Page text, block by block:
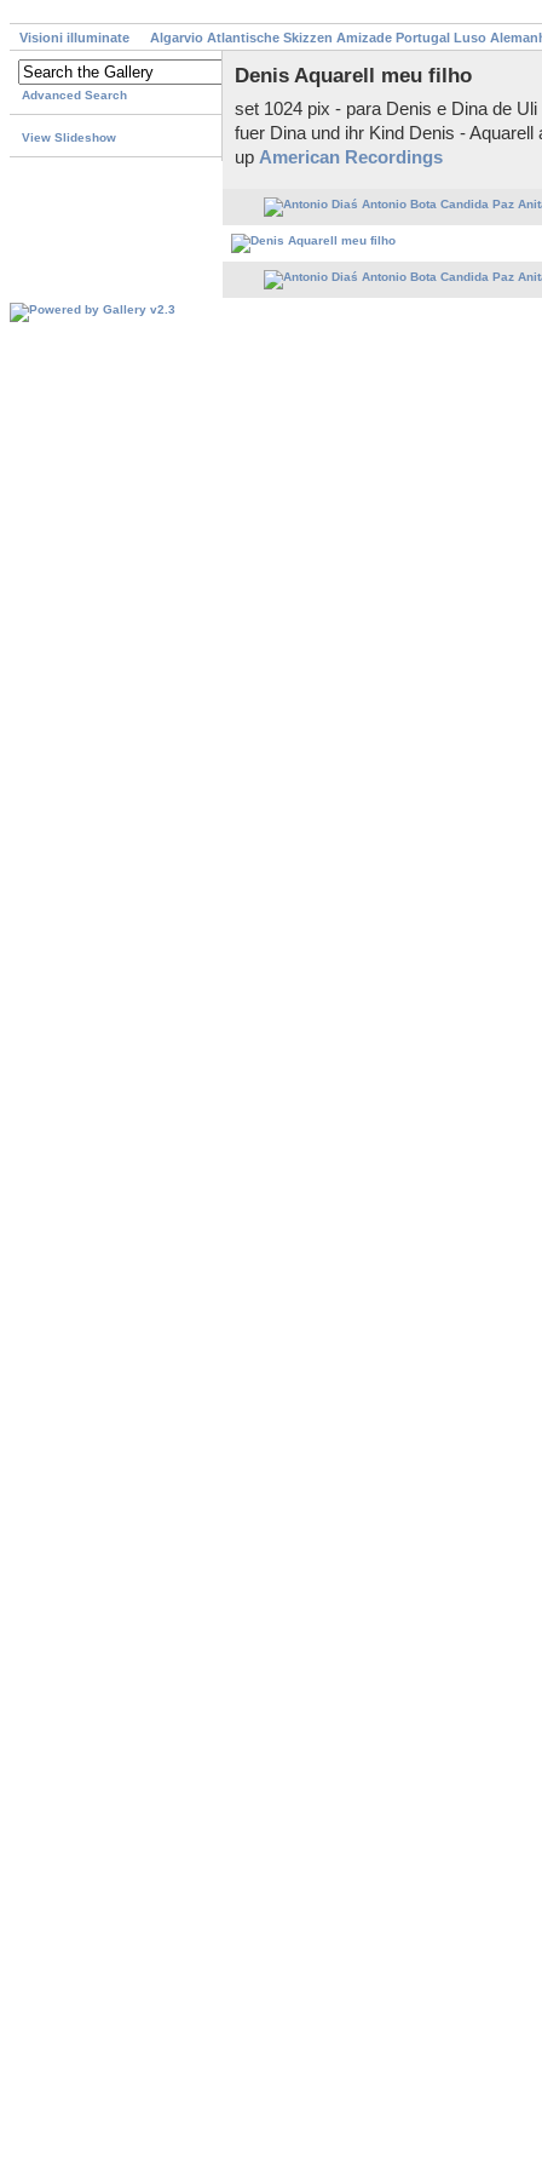
Visioni illuminate Algarvio Atlantische Skizzen Amizade Portugal Luso
Advanced Search
View Slideshow
Denis Aquarell meu filho
set 1024 pix - para Denis e Dina de
fuer Dina und ihr Kind Denis -
up American Recordings